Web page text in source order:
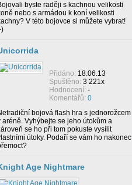
byste raději s kachnou velikosti
nebo s armádou k koní velikosti
V této bojovce si můžete vybrat!
)
Přidáno: 18.06.13
Spuštěno: 3 221x
Hodnocení: -
Komentářů: 0
bojová flash hra s jednorožcem
aréně. Vyhýbejte se jeho útokům a
se ho při tom pokuste vysílit
útoky. Podaří se vám ho nakonec
Age Nightmare